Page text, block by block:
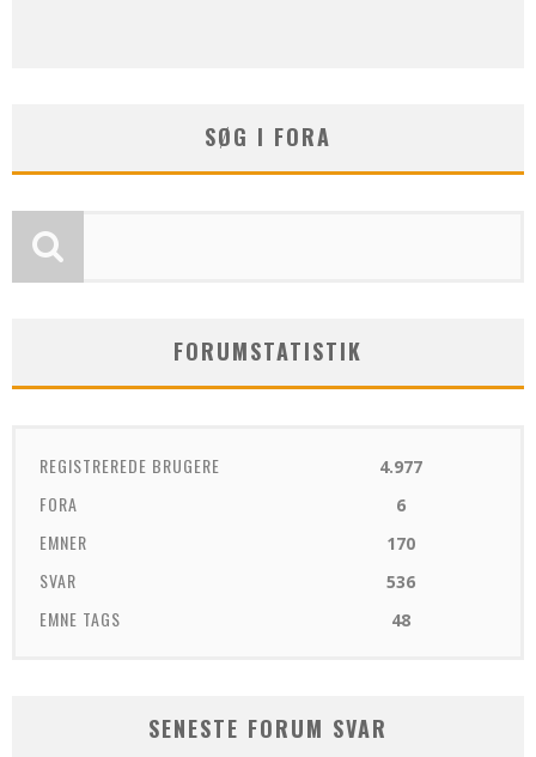
SØG I FORA
FORUMSTATISTIK
REGISTREREDE BRUGERE 4.977
FORA 6
EMNER 170
SVAR 536
EMNE TAGS 48
SENESTE FORUM SVAR